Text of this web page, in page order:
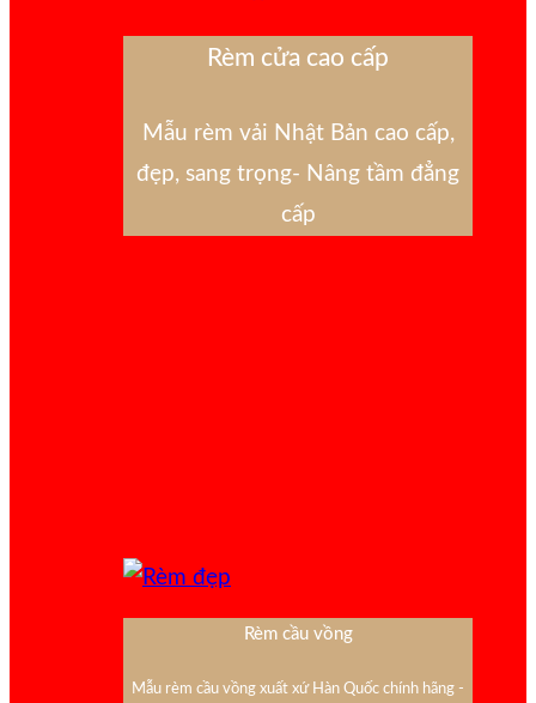
Rèm cửa cao cấp
Mẫu rèm vải Nhật Bản cao cấp,
đẹp, sang trọng- Nâng tầm đẳng
cấp
Rèm cầu vồng
Mẫu rèm cầu vồng xuất xứ Hàn Quốc chính hãng -